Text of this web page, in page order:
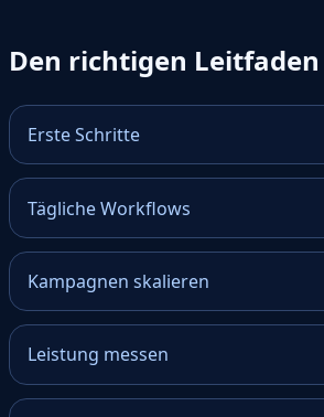
Den richtigen
Erste Schritte
Tägliche Workflows
Kampagnen skalieren
Leistung messen